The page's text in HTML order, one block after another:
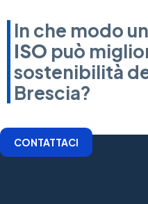
In che modo
ISO può
sostenibilità
Brescia?
CONTATTACI